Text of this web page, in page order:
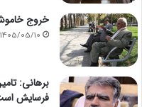
خروج
1405/05/10
برهانی:
فرسایش